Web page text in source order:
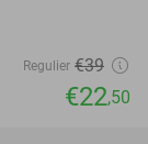
Regulier €39
€22,50